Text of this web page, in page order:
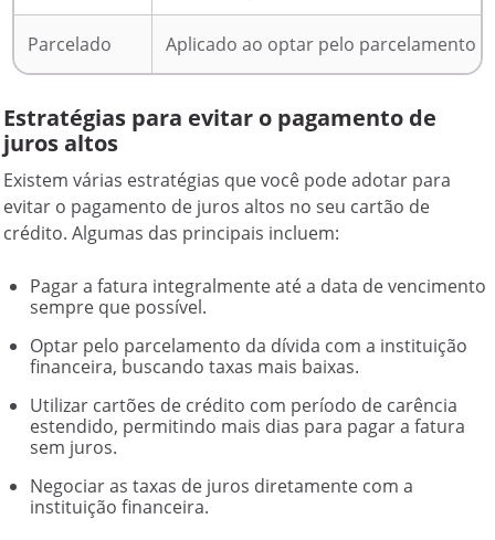
Parcelado Aplicado ao optar pelo parcelamento
Estratégias para evitar o pagamento de
juros altos
Existem várias estratégias que você pode adotar para
evitar o pagamento de juros altos no seu cartão de
crédito. Algumas das principais incluem:
Pagar a fatura integralmente até a data de vencimento
sempre que possível.
Optar pelo parcelamento da dívida com a instituição
financeira, buscando taxas mais baixas.
Utilizar cartões de crédito com período de carência
estendido, permitindo mais dias para pagar a fatura
sem juros.
Negociar as taxas de juros diretamente com a
instituição financeira.